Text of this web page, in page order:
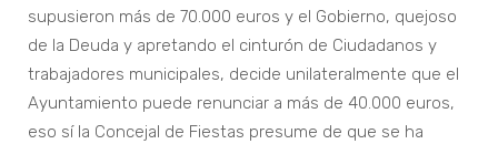
supusieron más de 70.000 euros y el Gobierno, quejoso
de la Deuda y apretando el cinturón de Ciudadanos y
trabajadores municipales, decide unilateralmente que el
Ayuntamiento puede renunciar a más de 40.000 euros,
eso sí la Concejal de Fiestas presume de que se ha